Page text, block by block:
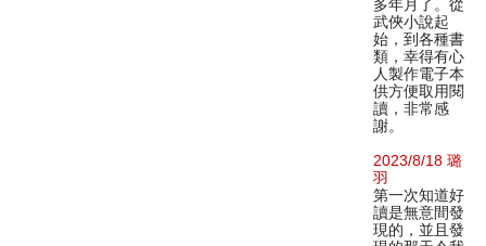
多年月了。從
武俠小說起
始，到各種書
類，幸得有心
人製作電子本
供方便取用閱
讀，非常感
謝。
2023/8/18 璐
羽
第一次知道好
讀是無意間發
現的，並且發